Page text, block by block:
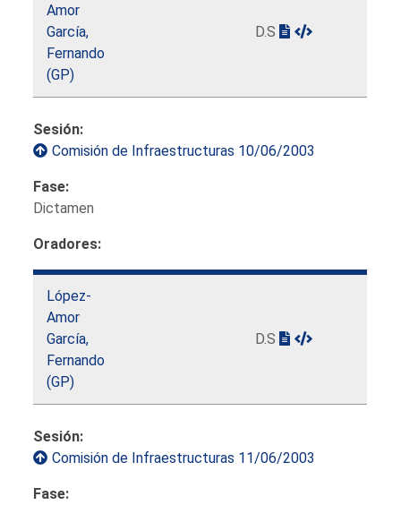
Amor
García,
Fernando
(GP)
D.S
Sesión:
Comisión de Infraestructuras 10/06/2003
Fase:
Dictamen
Oradores:
López-
Amor
García,
Fernando
(GP)
D.S
Sesión:
Comisión de Infraestructuras 11/06/2003
Fase: